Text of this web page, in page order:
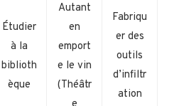
Étudier
à la
biblioth
èque
Autant
en
emport
e le vin
(Théâtr
Fabriqu
er des
outils
d’infiltr
ation